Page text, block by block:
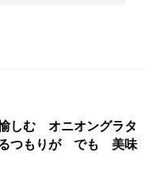
しむ オニオングラタ
るつもりが でも 美味